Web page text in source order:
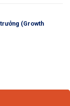
(Growth